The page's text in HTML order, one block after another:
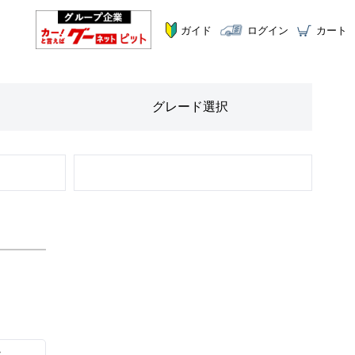
ガイド ログイン カート
グレード選択